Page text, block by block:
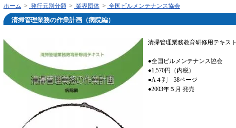
ホーム > 発行元別分類 > 業界団体 > 全国ビルメンテナンス協会
清掃管理業務の作業計画（病院編）
清掃管理業務教育研修用テキスト
●全国ビルメンテナンス協会
●1,570円（内税）
●A４判 38ページ
●2003年５月 発売